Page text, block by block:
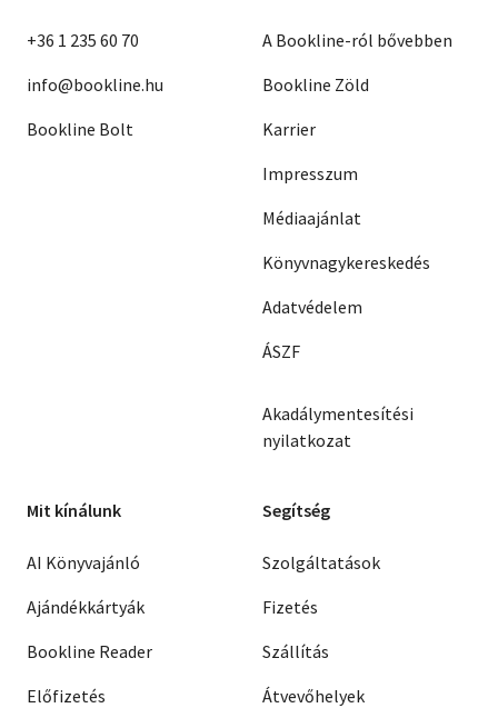
+36 1 235 60 70
info@bookline.hu
Bookline Bolt
A Bookline-ról bővebben
Bookline Zöld
Karrier
Impresszum
Médiaajánlat
Könyvnagykereskedés
Adatvédelem
ÁSZF
Akadálymentesítési
nyilatkozat
Mit kínálunk
AI Könyvajánló
Ajándékkártyák
Bookline Reader
Előfizetés
Segítség
Szolgáltatások
Fizetés
Szállítás
Átvevőhelyek